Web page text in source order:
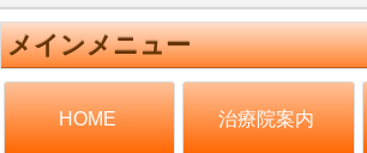
メインメニュー
HOME 治療院案内